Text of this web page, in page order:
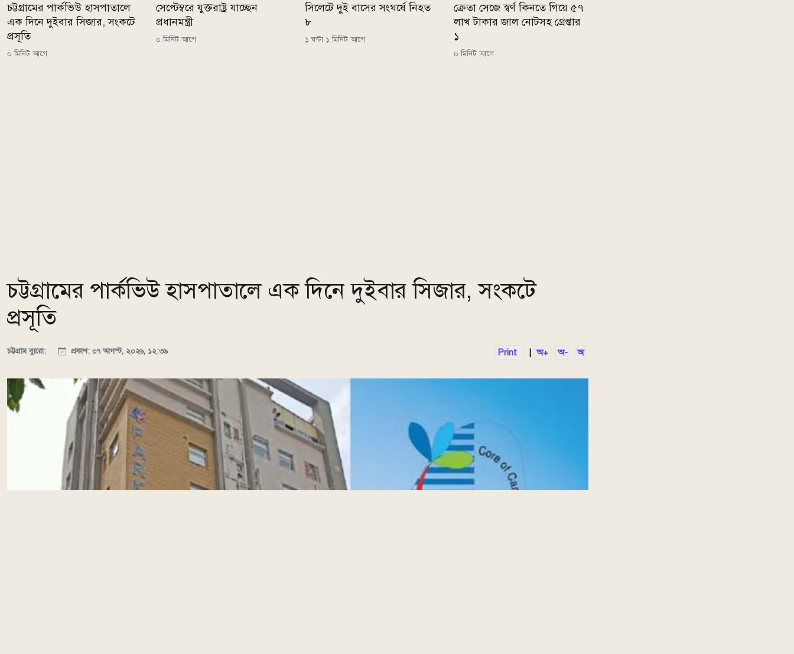
চট্টগ্রামের পার্কভিউ হাসপাতালে
এক দিনে দুইবার সিজার, সংকটে
প্রসূতি
০ মিনিট আগে
সেপ্টেম্বরে যুক্তরাষ্ট্র যাচ্ছেন
প্রধানমন্ত্রী
০ মিনিট আগে
সিলেটে দুই বাসের সংঘর্ষে নিহত
৮
১ ঘন্টা ১ মিনিট আগে
ক্রেতা সেজে স্বর্ণ কিনতে গিয়ে ৫৭
লাখ টাকার জাল নোটসহ গ্রেপ্তার
১
০ মিনিট আগে
চট্টগ্রামের পার্কভিউ হাসপাতালে এক দিনে দুইবার সিজার, সংকটে
প্রসূতি
চট্টগ্রাম ব্যুরো: প্রকাশ: ০৭ আগস্ট, ২০২৬, ১২:৩৯ Print | অ+ অ- অ